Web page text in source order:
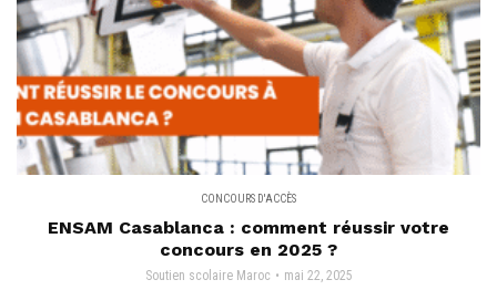
CONCOURS D'ACCÈS
ENSAM Casablanca : comment réussir votre
concours en 2025 ?
Soutien scolaire Maroc mai 22, 2025